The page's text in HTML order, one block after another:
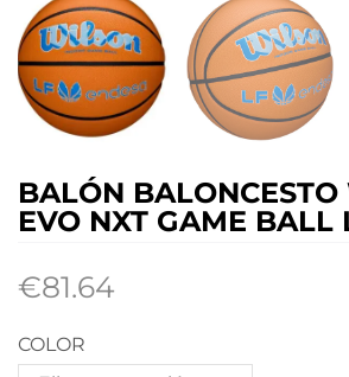
BALÓN
EVO NXT GAME BALL
€81.64
COLOR